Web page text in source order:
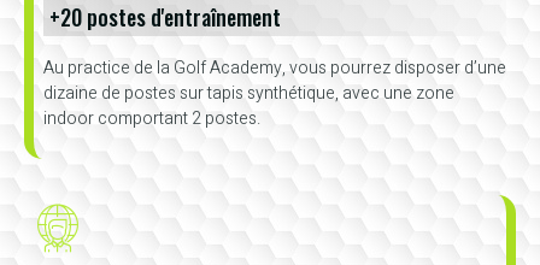
+20 postes d'entraînement
Au practice de la Golf Academy, vous pourrez disposer d’une
dizaine de postes sur tapis synthétique, avec une zone
indoor comportant 2 postes.